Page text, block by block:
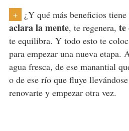
+ ¿Y qué más beneficios
aclara la mente, te regenera, te
te equilibra. Y todo esto te
para empezar una nueva etapa.
agua fresca, de ese manantial
o de ese río que fluye
renovarte y empezar otra vez.